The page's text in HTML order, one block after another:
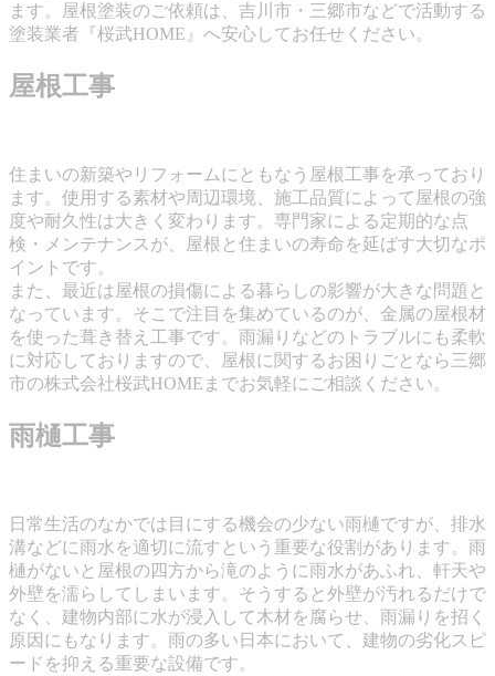
ます。屋根塗装のご依頼は、吉川市・三郷市などで活動する
塗装業者『桜武HOME』へ安心してお任せください。
屋根工事
住まいの新築やリフォームにともなう屋根工事を承っており
ます。使用する素材や周辺環境、施工品質によって屋根の強
度や耐久性は大きく変わります。専門家による定期的な点
検・メンテナンスが、屋根と住まいの寿命を延ばす大切なポ
イントです。
また、最近は屋根の損傷による暮らしの影響が大きな問題と
なっています。そこで注目を集めているのが、金属の屋根材
を使った葺き替え工事です。雨漏りなどのトラブルにも柔軟
に対応しておりますので、屋根に関するお困りごとなら三郷
市の株式会社桜武HOMEまでお気軽にご相談ください。
雨樋工事
日常生活のなかでは目にする機会の少ない雨樋ですが、排水
溝などに雨水を適切に流すという重要な役割があります。雨
樋がないと屋根の四方から滝のように雨水があふれ、軒天や
外壁を濡らしてしまいます。そうすると外壁が汚れるだけで
なく、建物内部に水が浸入して木材を腐らせ、雨漏りを招く
原因にもなります。雨の多い日本において、建物の劣化スピ
ードを抑える重要な設備です。